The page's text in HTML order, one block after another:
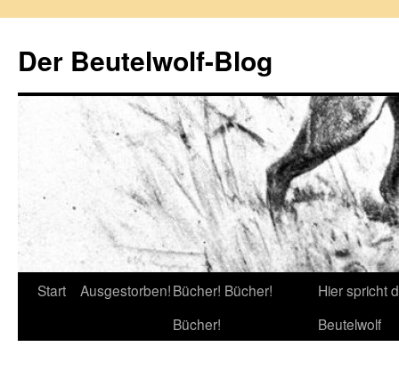
springen
Der Beutelwolf-Blog
Start Ausgestorben!Bücher! Bücher!
Bücher!
Hier spricht
Beutelwolf